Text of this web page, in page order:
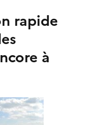
rapide
à